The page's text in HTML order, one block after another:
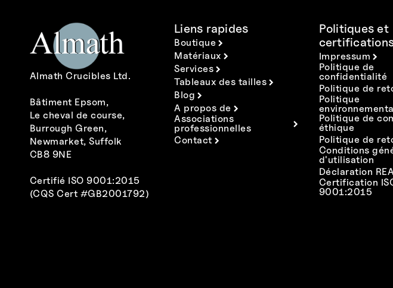
Almath Crucibles Ltd.
Bâtiment Epsom,
Le cheval de course,
Burrough Green,
Newmarket, Suffolk
CB8 9NE
Certifié ISO 9001:2015
(CQS Cert #GB2001792)
Liens rapides
Boutique
Matériaux
Services
Tableaux des tailles
Blog
A propos de
Associations
professionnelles
Contact
Politiques et
Impressum
Politique de
confidentialité
Politique de
Politique
Politique de
éthique
Politique de
Conditions
d'utilisation
Déclaration
Certification
9001:2015